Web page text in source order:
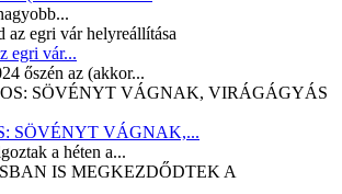
egri vár...
őszén az (akkor...
SÖVÉNYT VÁGNAK,...
a héten a...